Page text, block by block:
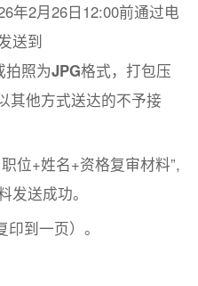
年2月26日12:00前通过电
送到
拍照为JPG格式，打包压
其他方式送达的不予接
位+姓名+资格复审材料”,
发送成功。
到一页）。